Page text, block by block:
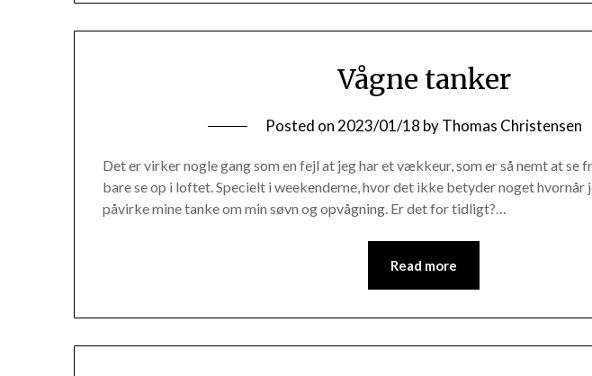
Vågne tanker
Posted on 2023/01/18 byThomas Christensen
Det er virker nogle gang som en fejl at jeg har et vækkeur, som er så nemt at se
bare se op i loftet. Specielt i weekenderne, hvor det ikke betyder noget hvornår
påvirke mine tanke om min søvn og opvågning. Er det for tidligt?…
Read more